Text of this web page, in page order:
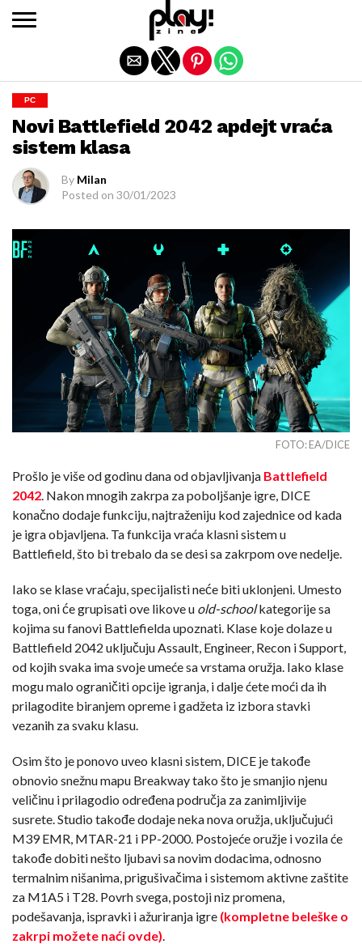
PC
Novi Battlefield 2042 apdejt vraća
sistem klasa
By Milan
Posted on 30/01/2023
FOTO: EA/DICE
Prošlo je više od godinu dana od objavljivanja Battlefield
2042 . Nakon mnogih zakrpa za poboljšanje igre, DICE
konačno dodaje funkciju, najtraženiju kod zajednice od kada
je igra objavljena. Ta funkcija vraća klasni sistem u
Battlefield, što bi trebalo da se desi sa zakrpom ove nedelje.
Iako se klase vraćaju, specijalisti neće biti uklonjeni. Umesto
toga, oni će grupisati ove likove u old-schoolkategorije sa
kojima su fanovi Battlefielda upoznati. Klase koje dolaze u
Battlefield 2042 uključuju Assault, Engineer, Recon i Support,
od kojih svaka ima svoje umeće sa vrstama oružja. Iako klase
mogu malo ograničiti opcije igranja, i dalje ćete moći da ih
prilagodite biranjem opreme i gadžeta iz izbora stavki
vezanih za svaku klasu.
Osim što je ponovo uveo klasni sistem, DICE je takođe
obnovio snežnu mapu Breakway tako što je smanjio njenu
veličinu i prilagodio određena područja za zanimljivije
susrete. Studio takođe dodaje neka nova oružja, uključujući
M39 EMR, MTAR-21 i PP-2000. Postojeće oružje i vozila će
takođe dobiti nešto ljubavi sa novim dodacima, odnosno
termalnim nišanima, prigušivačima i sistemom aktivne zaštite
za M1A5 i T28. Povrh svega, postoji niz promena,
podešavanja, ispravki i ažuriranja igre (kompletne beleške o
zakrpi možete naći ovde)
Exit mobile version